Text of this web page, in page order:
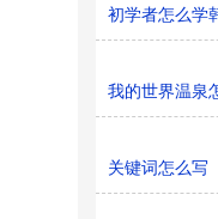
初学者怎么学
我的世界温泉
关键词怎么写